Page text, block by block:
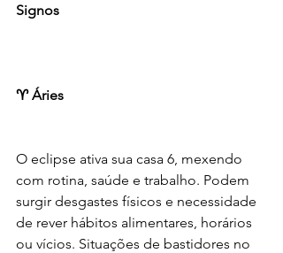
Signos
♈ Áries
O eclipse ativa sua casa 6, mexendo
com rotina, saúde e trabalho. Podem
surgir desgastes físicos e necessidade
de rever hábitos alimentares, horários
ou vícios. Situações de bastidores no